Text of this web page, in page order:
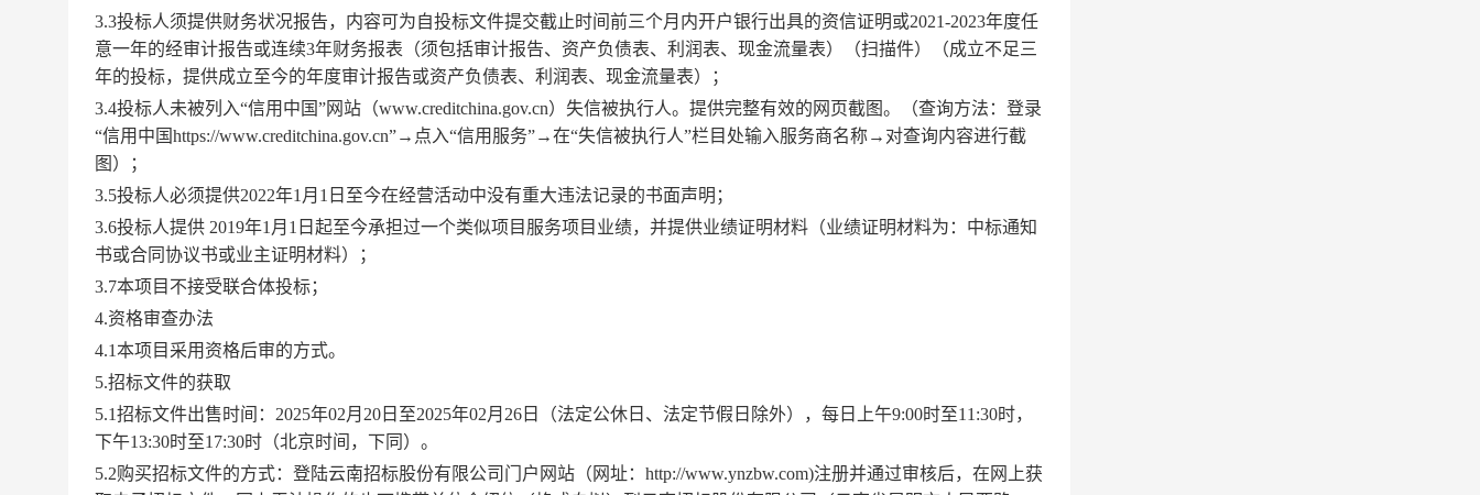
3.3投标人须提供财务状况报告，内容可为自投标文件提交截止时间前三个月内开户银行出具的资信证明或2021-2023年度任
意一年的经审计报告或连续3年财务报表（须包括审计报告、资产负债表、利润表、现金流量表）（扫描件）（成立不足三
年的投标，提供成立至今的年度审计报告或资产负债表、利润表、现金流量表）；
3.4投标人未被列入“信用中国”网站（www.creditchina.gov.cn）失信被执行人。提供完整有效的网页截图。（查询方法：登录
“信用中国https://www.creditchina.gov.cn”→点入“信用服务”→在“失信被执行人”栏目处输入服务商名称→对查询内容进行截
图）；
3.5投标人必须提供2022年1月1日至今在经营活动中没有重大违法记录的书面声明；
3.6投标人提供 2019年1月1日起至今承担过一个类似项目服务项目业绩，并提供业绩证明材料（业绩证明材料为：中标通知
书或合同协议书或业主证明材料）；
3.7本项目不接受联合体投标；
4.资格审查办法
4.1本项目采用资格后审的方式。
5.招标文件的获取
5.1招标文件出售时间：2025年02月 20 日至2025年02月 26 日（法定公休日、法定节假日除外），每日上午9:00时至11:30时，
下午13:30时至17:30时（北京时间，下同）。
5.2购买招标文件的方式：登陆云南招标股份有限公司门户网站（网址：http://www.ynzbw.com)注册并通过审核后，在网上获